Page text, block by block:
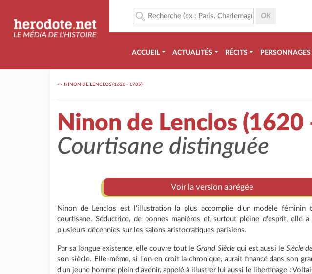
ACCUEIL ACTUALITÉS RÉCITS PERSONNAGES
>> NINON DE LENCLOS (1620 - 1705)
Ninon de Lenclos (1620
Courtisane distinguée
Voir la version abrégée
Ninon de Lenclos est l'illustration la plus accomplie d'un modèle féminin
courtisane. Séductrice, de bonnes manières et surtout pleine d'esprit, elle a
plusieurs décennies sur les salons aristocratiques parisiens.
Par sa longue existence, elle couvre tout leGrand Sièclequi est aussi le Siècle
son siècle. Elle-même, si l'on en croit la chronique, aurait financé dans son
d'un jeune homme plein d'avenir, appelé à illustrer lui aussi le libertinage :